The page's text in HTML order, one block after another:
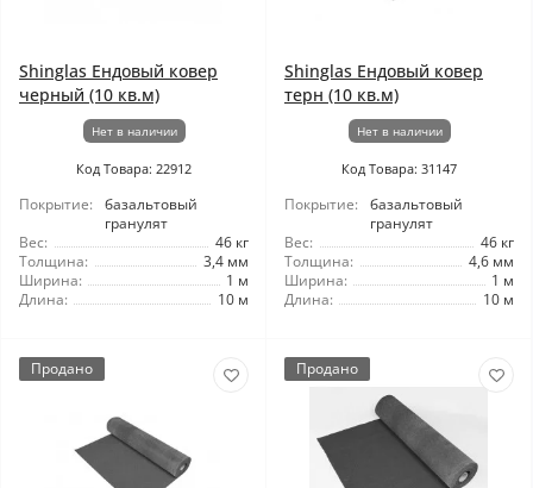
Shinglas Ендовый ковер
черный (10 кв.м)
Нет в наличии
Код Товара: 22912
Покрытие:
базальтовый
гранулят
Вес:
46 кг
Толщина:
3,4 мм
Ширина:
1 м
Длина:
10 м
Shinglas Ендовый ковер
терн (10 кв.м)
Нет в наличии
Код Товара: 31147
Покрытие:
базальтовый
гранулят
Вес:
46 кг
Толщина:
4,6 мм
Ширина:
1 м
Длина:
10 м
Продано Продано